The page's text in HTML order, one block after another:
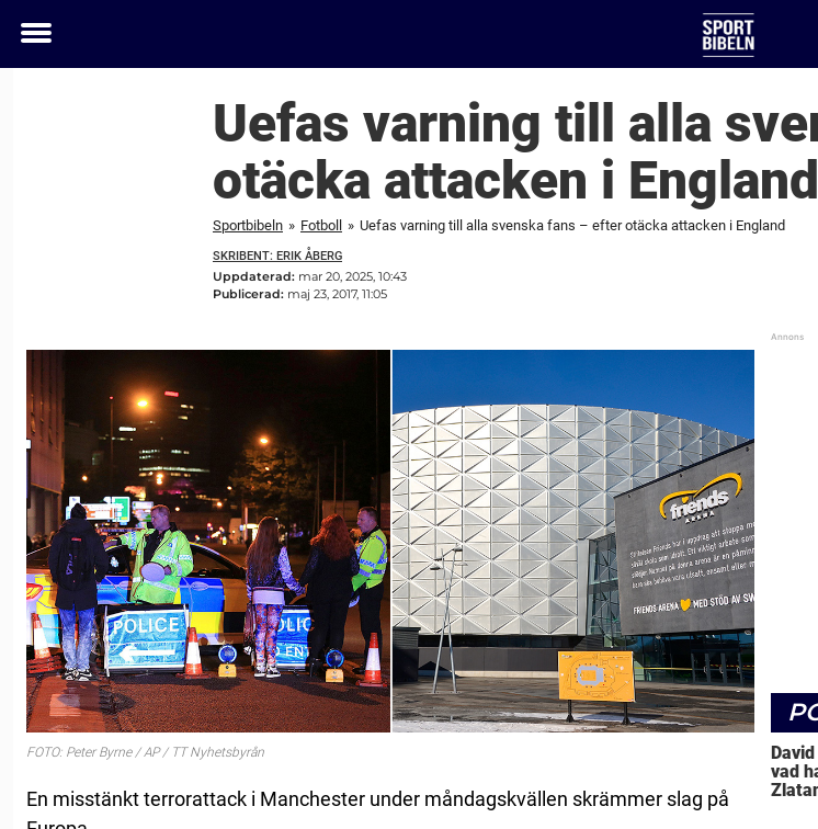
Toggle
Uefas varning till alla
otäcka attacken i England
Sportbibeln » Fotboll » Uefas varning till alla svenska fans – efter otäcka attacken i England
SKRIBENT: ERIK ÅBERG
Uppdaterad: mar 20, 2025, 10:43
Publicerad: maj 23, 2017, 11:05
FOTO: Peter Byrne / AP / TT Nyhetsbyrån
En misstänkt terrorattack i Manchester under måndagskvällen skrämmer slag på
vad